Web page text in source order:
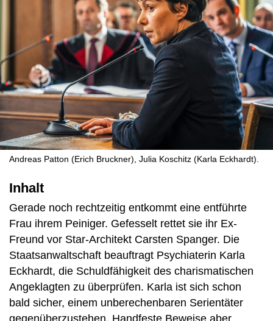
Andreas Patton (Erich Bruckner), Julia Koschitz (Karla Eckhardt).
Inhalt
Gerade noch rechtzeitig entkommt eine entführte
Frau ihrem Peiniger. Gefesselt rettet sie ihr Ex-
Freund vor Star-Architekt Carsten Spanger. Die
Staatsanwaltschaft beauftragt Psychiaterin Karla
Eckhardt, die Schuldfähigkeit des charismatischen
Angeklagten zu überprüfen. Karla ist sich schon
bald sicher, einem unberechenbaren Serientäter
gegenüberzustehen. Handfeste Beweise aber